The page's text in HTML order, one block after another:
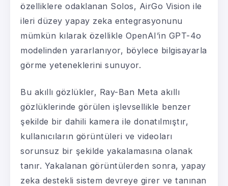
özelliklere odaklanan Solos, AirGo Vision ile
ileri düzey yapay zeka entegrasyonunu
mümkün kılarak özellikle OpenAI’in GPT-4o
modelinden yararlanıyor, böylece bilgisayarla
görme yeteneklerini sunuyor.
Bu akıllı gözlükler, Ray-Ban Meta akıllı
gözlüklerinde görülen işlevsellikle benzer
şekilde bir dahili kamera ile donatılmıştır,
kullanıcıların görüntüleri ve videoları
sorunsuz bir şekilde yakalamasına olanak
tanır. Yakalanan görüntülerden sonra, yapay
zeka destekli sistem devreye girer ve tanınan